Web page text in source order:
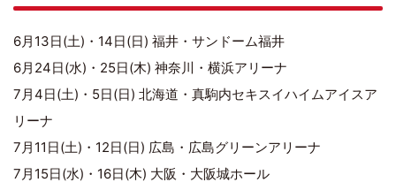
6月13日(土)・14日(日) 福井・サンドーム福井
6月24日(水)・25日(木) 神奈川・横浜アリーナ
7月4日(土)・5日(日) 北海道・真駒内セキスイハイムアイスア
リーナ
7月11日(土)・12日(日) 広島・広島グリーンアリーナ
7月15日(水)・16日(木) 大阪・大阪城ホール